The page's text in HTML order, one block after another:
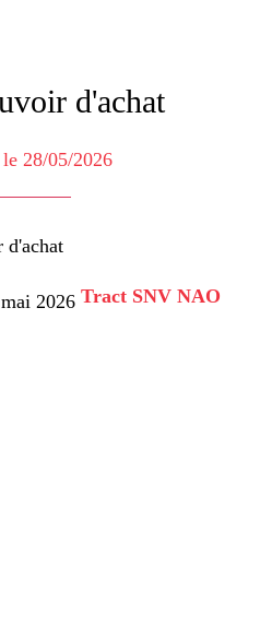
d'achat
28/05/2026
d'achat
Tract SNV NAO